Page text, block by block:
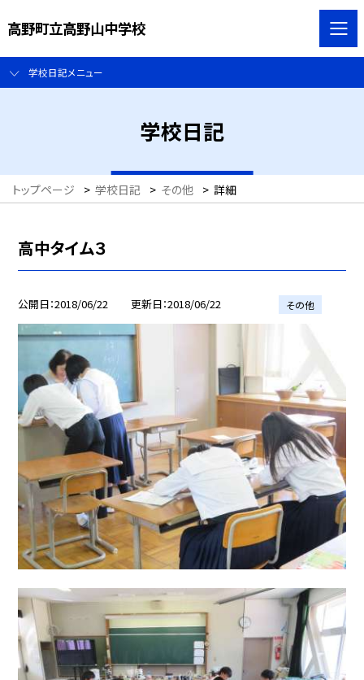
高野町立高野山中学校
学校日記メニュー
学校日記
トップページ > 学校日記 > その他 > 詳細
高中タイム３
公開日 2018/06/22 更新日 2018/06/22 その他